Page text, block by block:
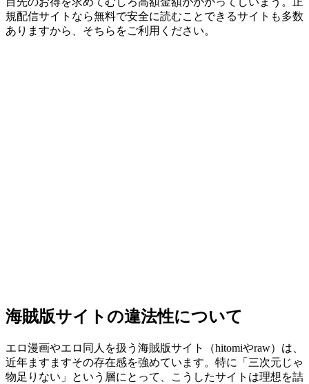
規配信サイトなら無料で安全に読むことできるサイトも多数
ありますから、そちらをご利用ください。
海賊版サイトの違法性について
エロ漫画やエロ同人を扱う海賊版サイト（hitomiやraw）は、
近年ますますその存在感を強めています。特に「三次元じゃ
物足りない」という層にとって、こうしたサイトは理想を詰